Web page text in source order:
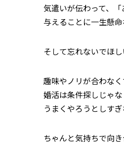
気遣いが伝わって、
与えることに一生懸
そして忘れないでほ
趣味やノリが合わな
婚活は条件探しじゃ
うまくやろうとしすぎ
ちゃんと気持ちで向